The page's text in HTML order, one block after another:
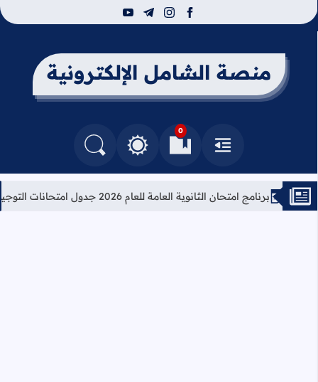
facebook
instagram
telegram
youtube
منصة الشامل الإلكترونية
القائمة
0
العلامات المرجعيةالتغيير بين الوضع النهاري والداكن
البحث في المدونة
برنامج امتحان الثانوية العامة للعام 2026 جدول امتحانات التوجيهي 2026